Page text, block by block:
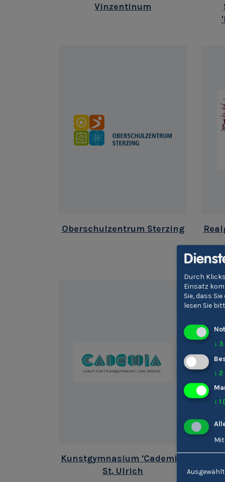
Vinzentinum
Oberschulzentrum Sterzing
Kunstgymnasium 'Cademia'
St. Ulrich
Durch
Einsatz
Sie, dass
lesen Sie
↓ 3
↓ 2
↓ 1